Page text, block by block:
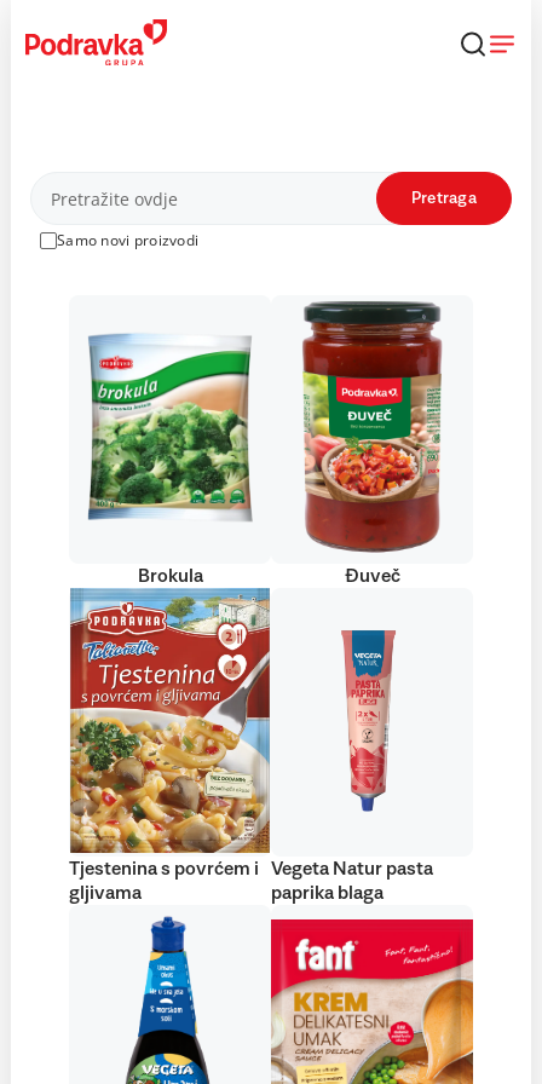
content
Proizvodi
Samo novi proizvodi
Pretraga
Brokula Đuveč
Tjestenina s povrćem i
gljivama
Vegeta Natur pasta
paprika blaga